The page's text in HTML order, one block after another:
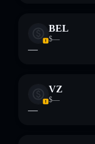
BEL
$—
—
VZ
$—
—